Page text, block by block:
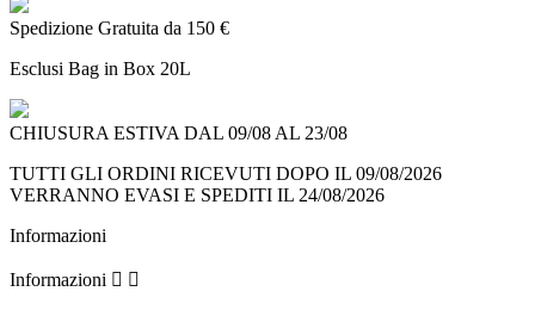
Spedizione Gratuita da 150 €
Esclusi Bag in Box 20L
CHIUSURA ESTIVA DAL 09/08 AL 23/08
TUTTI GLI ORDINI RICEVUTI DOPO IL 09/08/2026
VERRANNO EVASI E SPEDITI IL 24/08/2026
Informazioni
Informazioni  